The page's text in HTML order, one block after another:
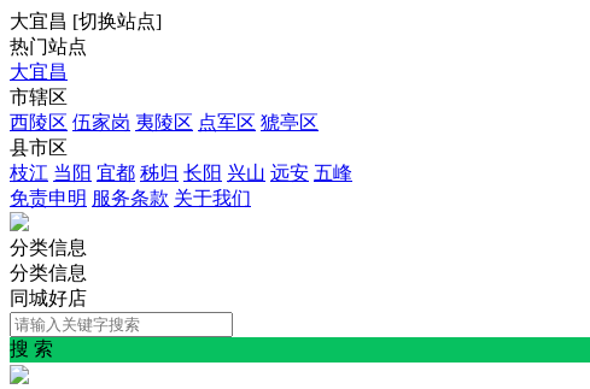
大宜昌 [切换站点]
热门站点
大宜昌
市辖区
西陵区 伍家岗 夷陵区 点军区 猇亭区
县市区
枝江 当阳 宜都 秭归 长阳 兴山 远安 五峰
免责申明 服务条款 关于我们
分类信息
分类信息
同城好店
搜 索